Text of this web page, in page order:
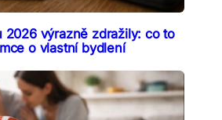
2026 výrazně zdražily: co to
o vlastní bydlení